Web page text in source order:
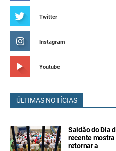
Twitter
Instagram
Youtube
ÚLTIMAS NOTÍCIAS
Saidão do Dia
recente
retornar a